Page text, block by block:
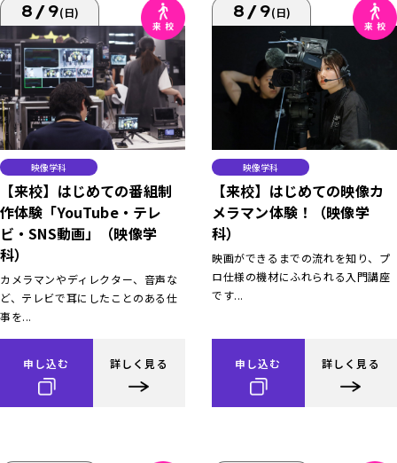
8/9(日)
映像学科
【来校】はじめての番組制
作体験「YouTube・テレ
ビ・SNS動画」（映像学
科）
カメラマンやディレクター、音声な
ど、テレビで耳にしたことのある仕
事を...
申し込む 詳しく見る
8/9(日)
映像学科
【来校】はじめての映像カ
メラマン体験！（映像学
科）
映画ができるまでの流れを知り、プ
ロ仕様の機材にふれられる入門講座
です...
申し込む 詳しく見る